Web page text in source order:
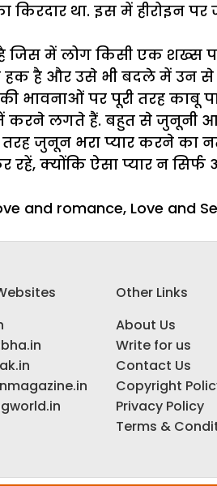
किरदार था. इस में हीरोइन पर
जिस में लोग किसी एक शख्स
हक है और उसे भी बदले में उन से
भावनाओं पर पूरी तरह काबू
करने लगते हैं. बहुत से जुनूनी
जुनून भरा प्यार करने का
क्योंकि ऐसा प्यार न सिर्फ
and romance, Love and
Other Links
About Us
Write for us
Contact Us
Copyright
Privacy Policy
Terms &